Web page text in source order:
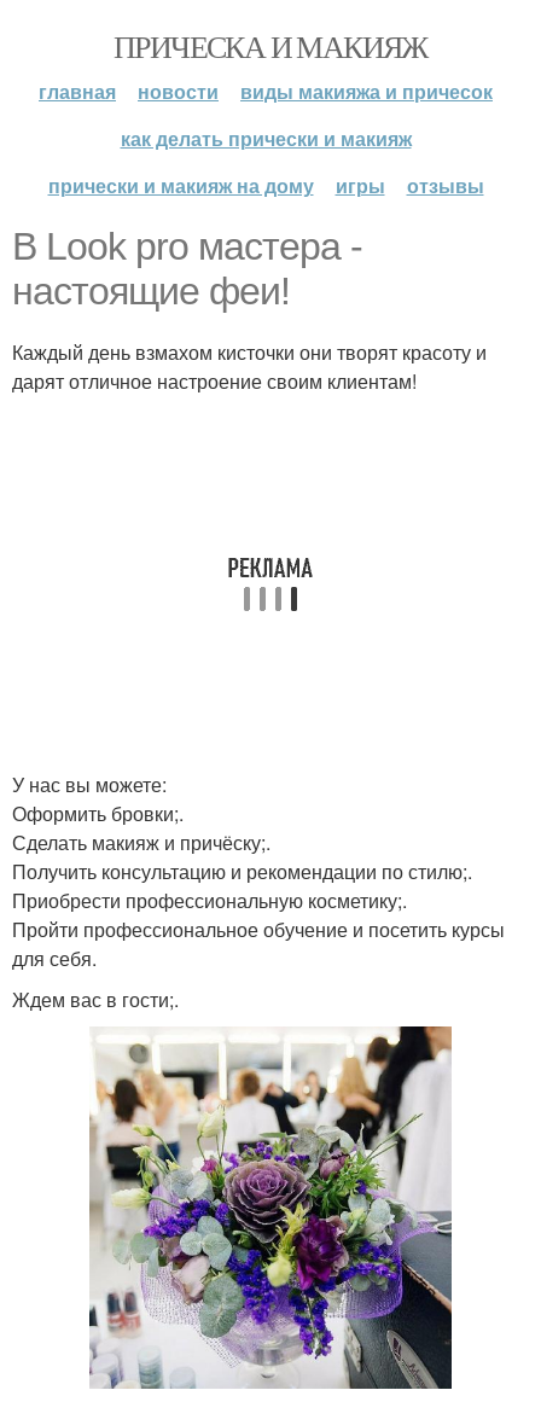
ПРИЧЕСКА И МАКИЯЖ
главная новости
виды макияжа и причесок
как делать прически и макияж
прически и макияж на дому
игры отзывы
В Look pro мастера -
настоящие феи!
Каждый день взмахом кисточки они творят красоту и
дарят отличное настроение своим клиентам!
У нас вы можете:
Оформить бровки;.
Сделать макияж и причёску;.
Получить консультацию и рекомендации по стилю;.
Приобрести профессиональную косметику;.
Пройти профессиональное обучение и посетить курсы
для себя.
Ждем вас в гости;.